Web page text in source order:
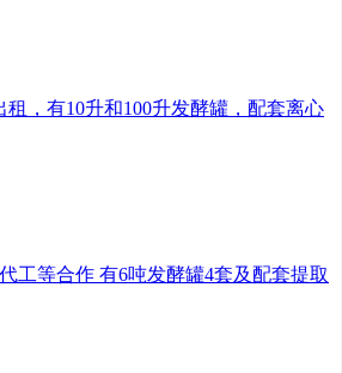
租，有10升和100升发酵罐，配套离心
工等合作 有6吨发酵罐4套及配套提取